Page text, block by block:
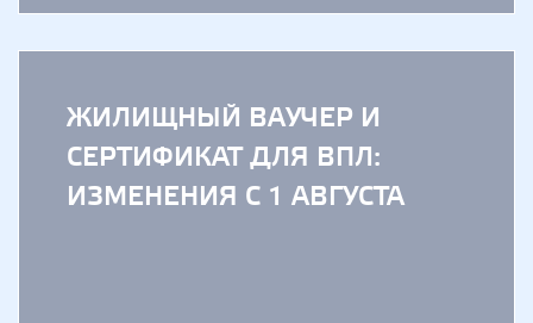
ЖИЛИЩНЫЙ ВАУЧЕР И
СЕРТИФИКАТ ДЛЯ ВПЛ:
ИЗМЕНЕНИЯ С 1 АВГУСТА